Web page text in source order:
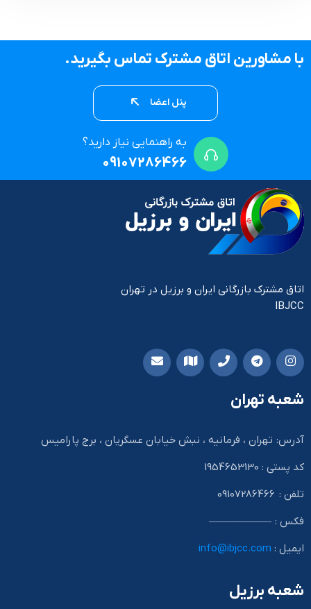
با مشاورین اتاق مشترک تماس بگیرید.
پنل اعضا
به راهنمایی نیاز دارید؟
09107286466
اتاق مشترک بازرگانی ایران و برزیل در تهران
IBJCC
شعبه تهران
آدرس: تهران ، فرمانیه ، نبش خیابان عسگریان ، برج پارامیس
کد پستی : 1954653130
تلفن : 09107286466
فکس : ——————
ایمیل : info@ibjcc.com
شعبه برزیل